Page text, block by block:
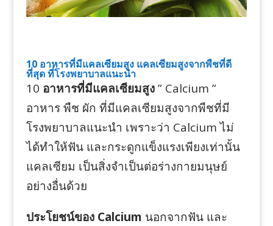
10 อาหารที่มีแคลเซียมสูง แคลเซียมสูงจากพืชที่ดี
ที่สุด ที่โรงพยาบาลแนะนำ
10 อาหารที่มีแคลเซียมสูง” Calcium ”
อาหาร พืช ผัก ที่มีแคลเซียมสูงจากพืชที่มี
โรงพยาบาลแนะนำ เพราะว่า Calcium ไม่
ได้ทำให้ฟัน และกระดูกแข็งแรงเพียงเท่านั้น
แคลเซียม เป็นสิ่งจำเป็นต่อร่างกายมนุษย์
อย่างอื่นด้วย
ประโยชน์ของ Calcium นอกจากฟัน และ